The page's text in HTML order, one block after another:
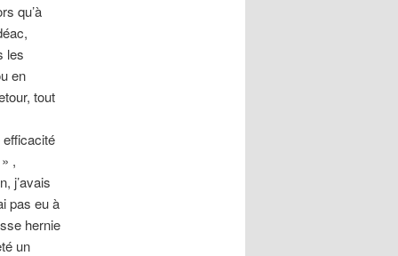
qu’à
les
en
tout
efficacité
,
j’avais
pas eu à
hernie
un